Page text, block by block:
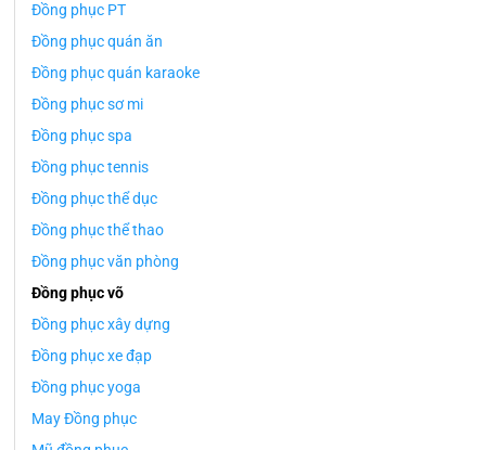
Đồng phục PT
Đồng phục quán ăn
Đồng phục quán karaoke
Đồng phục sơ mi
Đồng phục spa
Đồng phục tennis
Đồng phục thể dục
Đồng phục thể thao
Đồng phục văn phòng
Đồng phục võ
Đồng phục xây dựng
Đồng phục xe đạp
Đồng phục yoga
May Đồng phục